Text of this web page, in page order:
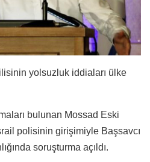
yolsuzluk iddiaları ülke
bulunan Mossad Eski
polisinin girişimiyle Başsavcı
soruşturma açıldı.